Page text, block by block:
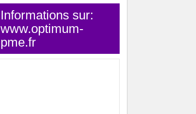
Informations sur:
www.optimum-
pme.fr